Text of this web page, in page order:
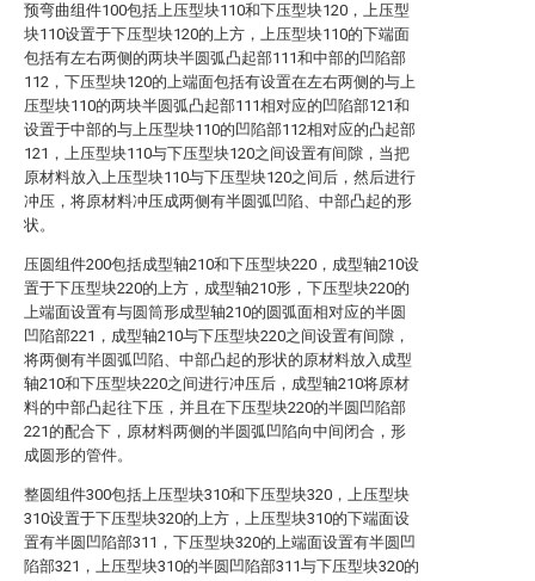
预弯曲组件100包括上压型块110和下压型块120，上压型
块110设置于下压型块120的上方，上压型块110的下端面
包括有左右两侧的两块半圆弧凸起部111和中部的凹陷部
112，下压型块120的上端面包括有设置在左右两侧的与上
压型块110的两块半圆弧凸起部111相对应的凹陷部121和
设置于中部的与上压型块110的凹陷部112相对应的凸起部
121，上压型块110与下压型块120之间设置有间隙，当把
原材料放入上压型块110与下压型块120之间后，然后进行
冲压，将原材料冲压成两侧有半圆弧凹陷、中部凸起的形
状。
压圆组件200包括成型轴210和下压型块220，成型轴210设
置于下压型块220的上方，成型轴210形，下压型块220的
上端面设置有与圆筒形成型轴210的圆弧面相对应的半圆
凹陷部221，成型轴210与下压型块220之间设置有间隙，
将两侧有半圆弧凹陷、中部凸起的形状的原材料放入成型
轴210和下压型块220之间进行冲压后，成型轴210将原材
料的中部凸起往下压，并且在下压型块220的半圆凹陷部
221的配合下，原材料两侧的半圆弧凹陷向中间闭合，形
成圆形的管件。
整圆组件300包括上压型块310和下压型块320，上压型块
310设置于下压型块320的上方，上压型块310的下端面设
置有半圆凹陷部311，下压型块320的上端面设置有半圆凹
陷部321，上压型块310的半圆凹陷部311与下压型块320的